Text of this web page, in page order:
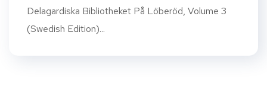
Delagardiska Bibliotheket På Löberöd, Volume 3
(Swedish Edition)...